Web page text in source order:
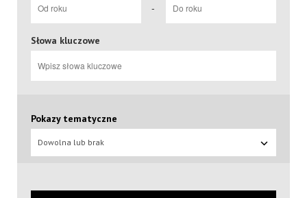
-
Słowa kluczowe
Pokazy tematyczne
Dowolna lub brak